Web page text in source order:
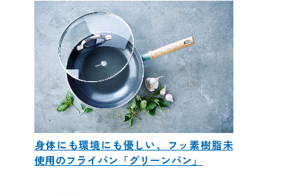
身体にも環境にも優しい、フッ素樹脂未
使用のフライパン「グリーンパン」